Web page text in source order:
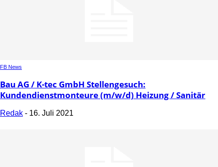
FB News
Bau AG / K-tec GmbH Stellengesuch:
Kundendienstmonteure (m/w/d) Heizung / Sanitär
Redak - 16. Juli 2021